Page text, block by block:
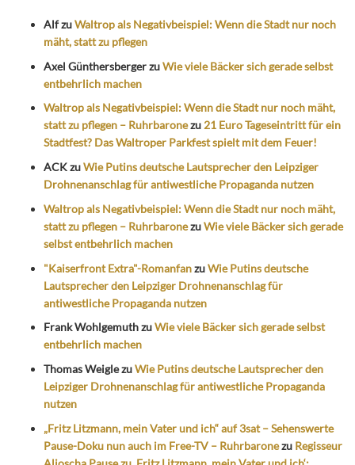
AlfzuWaltrop als Negativbeispiel: Wenn die Stadt nur noch
mäht, statt zu pflegen
Axel GünthersbergerzuWie viele Bäcker sich gerade selbst
entbehrlich machen
Waltrop als Negativbeispiel: Wenn die Stadt nur noch mäht,
statt zu pflegen – Ruhrbaronezu 21 Euro Tageseintritt für ein
Stadtfest? Das Waltroper Parkfest spielt mit dem Feuer!
ACKzuWie Putins deutsche Lautsprecher den Leipziger
Drohnenanschlag für antiwestliche Propaganda nutzen
Waltrop als Negativbeispiel: Wenn die Stadt nur noch mäht,
statt zu pflegen – RuhrbaronezuWie viele Bäcker sich gerade
selbst entbehrlich machen
"Kaiserfront Extra"-RomanfanzuWie Putins deutsche
Lautsprecher den Leipziger Drohnenanschlag für
antiwestliche Propaganda nutzen
Frank WohlgemuthzuWie viele Bäcker sich gerade selbst
entbehrlich machen
Thomas WeiglezuWie Putins deutsche Lautsprecher den
Leipziger Drohnenanschlag für antiwestliche Propaganda
nutzen
„Fritz Litzmann, mein Vater und ich“ auf 3sat – Sehenswerte
Pause-Doku nun auch im Free-TV – Ruhrbaronezu Regisseur